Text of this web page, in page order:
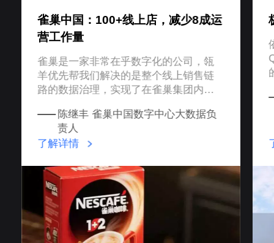
雀巢中国：100+线上店，减少8成运
营工作量
雀巢是一家非常在乎数字化的公司，瓴
羊优先帮我们解决的是整个线上销售链
路的数据治理，实现了在雀巢集团内部
陈继丰 雀巢中国数字中心大数据负
责人
了解详情